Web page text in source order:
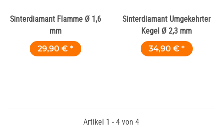
Sinterdiamant Flamme Ø 1,6
mm
29,90 € *
Sinterdiamant Umgekehrter
Kegel Ø 2,3 mm
34,90 € *
Artikel 1 - 4 von 4